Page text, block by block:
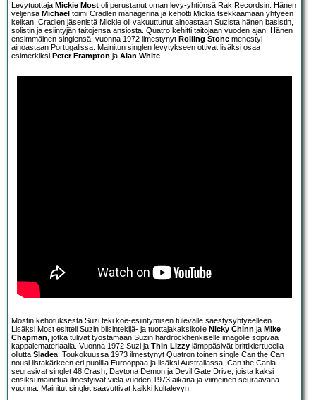
Levytuottaja Mickie Most oli perustanut oman levy-yhtiönsä Rak Recordsin. Hänen
veljensä Michael toimi Cradlen managerina ja kehotti Mickiä tsekkaamaan yhtyeen
keikan. Cradlen jäsenistä Mickie oli vakuuttunut ainoastaan Suzista hänen basistin,
solistin ja esiintyjän taitojensa ansiosta. Quatro kehitti taitojaan vuoden ajan. Hänen
ensimmäinen singlensä, vuonna 1972 ilmestynyt Rolling Stone menestyi
ainoastaan Portugalissa. Mainitun singlen levytykseen ottivat lisäksi osaa
esimerkiksi Peter Frampton ja Alan White.
Mostin kehotuksesta Suzi teki koe-esiintymisen tulevalle säestysyhtyeelleen.
Lisäksi Most esitteli Suzin biisintekijä- ja tuottajakaksikolle Nicky Chinn ja Mike
Chapman, jotka tulivat työstämään Suzin hardrockhenkiselle imagolle sopivaa
kappalemateriaalia. Vuonna 1972 Suzi ja Thin Lizzy lämppäsivät brittikiertueella
ollutta Sladea. Toukokuussa 1973 ilmestynyt Quatron toinen single Can the Can
nousi listakärkeen eri puolilla Eurooppaa ja lisäksi Australiassa. Can the Cania
seurasivat singlet 48 Crash, Daytona Demon ja Devil Gate Drive, joista kaksi
ensiksi mainittua ilmestyivät vielä vuoden 1973 aikana ja viimeinen seuraavana
vuonna. Mainitut singlet saavuttivat kaikki kultalevyn.